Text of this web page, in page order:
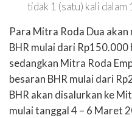
tidak 1 (satu) kali dalam
Para Mitra Roda Dua akan
BHR mulai dari Rp150.000
sedangkan Mitra Roda
besaran BHR mulai dari
BHR akan disalurkan ke
mulai tanggal 4 – 6 Maret